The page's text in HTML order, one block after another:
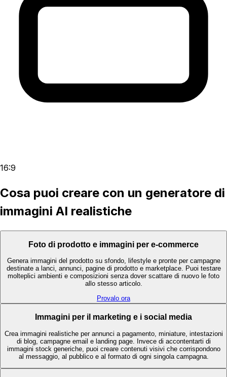
16:9
Cosa puoi creare con un generatore di
immagini AI realistiche
Foto di prodotto e immagini per e-commerce
Genera immagini del prodotto su sfondo, lifestyle e pronte per campagne
destinate a lanci, annunci, pagine di prodotto e marketplace. Puoi testare
molteplici ambienti e composizioni senza dover scattare di nuovo le foto
allo stesso articolo.
Provalo ora
Immagini per il marketing e i social media
Crea immagini realistiche per annunci a pagamento, miniature, intestazioni
di blog, campagne email e landing page. Invece di accontentarti di
immagini stock generiche, puoi creare contenuti visivi che corrispondono
al messaggio, al pubblico e al formato di ogni singola campagna.